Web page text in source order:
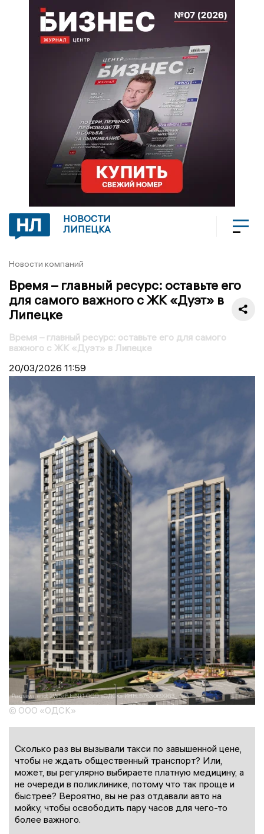
НОВОСТИ
ЛИПЕЦКА
Новости компаний
Время – главный ресурс: оставьте его
для самого важного с ЖК «Дуэт» в
Липецке
Время – главный ресурс: оставьте его для самого
важного с ЖК «Дуэт» в Липецке
20/03/2026 11:59
© ООО «ОДСК»
Сколько раз вы вызывали такси по завышенной цене,
чтобы не ждать общественный транспорт? Или,
может, вы регулярно выбираете платную медицину, а
не очереди в поликлинике, потому что так проще и
быстрее? Вероятно, вы не раз отдавали авто на
мойку, чтобы освободить пару часов для чего-то
более важного.